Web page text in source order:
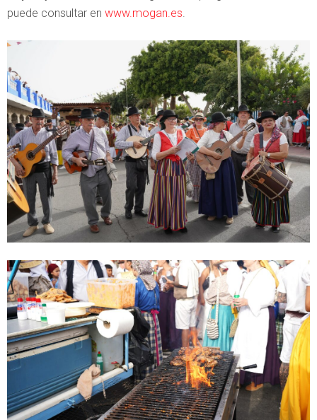
puede consultar en www.mogan.es.